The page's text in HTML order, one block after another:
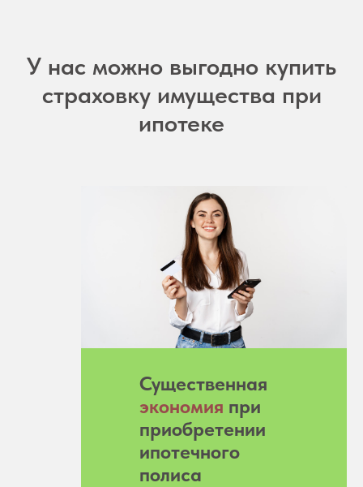
У нас можно выгодно купить
страховку имущества при
ипотеке
Существенная
экономия при
приобретении
ипотечного
полиса